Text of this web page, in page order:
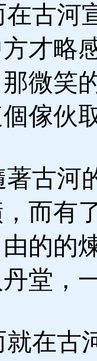
古河
才略
微笑
傢伙
古河
而有
的的
堂，
在古